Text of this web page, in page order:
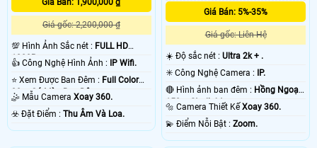
Giá Bán: 1,900,000 ₫
Giá gốc: 2,200,000 ₫
💯 Hình Ảnh Sắc nét : FULL HD
1080P .
👍 Công Nghệ Hình Ảnh :
IP Wifi.
⭐ Xem Được Ban Đêm : Full Color
30m Có Màu Ban Ðêm.
🤹 Mẫu Camera Xoay 360.
️☣️ Đặt Điểm : Thu Âm Và Loa.
4.0MP Trang Bị Khe Sim 4g
Giá Bán: 5%-35%
Giá gốc: Liên Hệ
☀️ Độ sắc nét :Ultra 2k + .
✳️ Công Nghệ Camera :
IP.
🔴 Hình ảnh ban đêm : Hồng Ngoại
150m Starlight.
🔩 Camera Thiết KếXoay 360.
️💫 Điểm Nỗi Bật :Zoom.